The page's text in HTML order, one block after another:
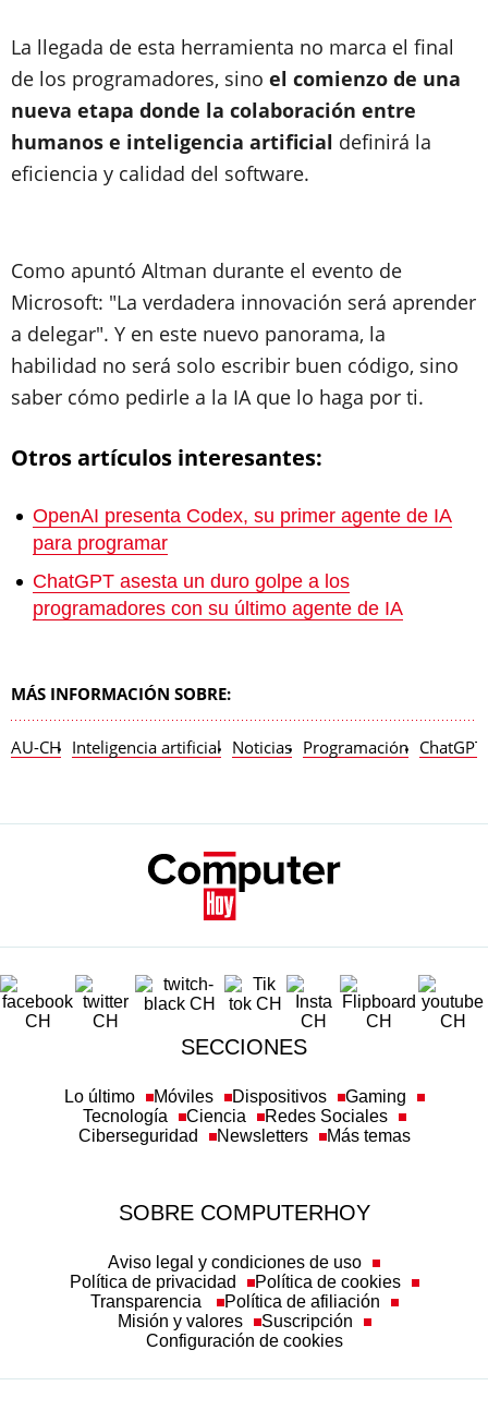
La llegada de esta herramienta no marca el final
de los programadores, sino el comienzo de una
nueva etapa donde la colaboración entre
humanos e inteligencia artificial definirá la
eficiencia y calidad del software.
Como apuntó Altman durante el evento de
Microsoft: "La verdadera innovación será aprender
a delegar". Y en este nuevo panorama, la
habilidad no será solo escribir buen código, sino
saber cómo pedirle a la IA que lo haga por ti.
Otros artículos interesantes:
OpenAI presenta Codex, su primer agente de IA
para programar
ChatGPT asesta un duro golpe a los
programadores con su último agente de IA
MÁS INFORMACIÓN SOBRE:
AU-CH Inteligencia artificial Noticias Programación ChatGPT
SECCIONES
Lo último Móviles Dispositivos
Gaming
Tecnología
Ciencia
Redes Sociales
Ciberseguridad
Newsletters Más temas
SOBRE COMPUTERHOY
Aviso legal y condiciones de uso
Política de privacidad
Política de cookies
Transparencia
Política de afiliación
Misión y valores
Suscripción
Configuración de cookies